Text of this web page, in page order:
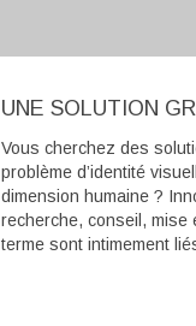
UNE SOLUTION
Vous cherchez des
problème d’identité
dimension humaine ?
recherche, conseil,
terme sont intimement